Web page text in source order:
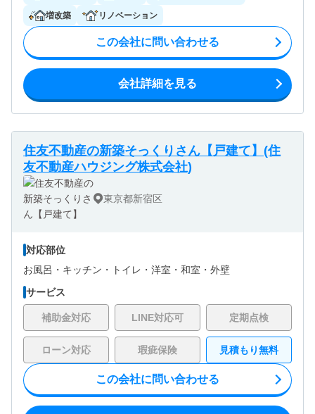
増改築 リノベーション
この会社に問い合わせる
会社詳細を見る
住友不動産の新築そっくりさん【戸建て】(住
友不動産ハウジング株式会社)
東京都新宿区
対応部位
お風呂・ キッチン・ トイレ・ 洋室・ 和室・ 外壁
サービス
補助金対応 LINE対応可 定期点検
ローン対応 瑕疵保険 見積もり無料
この会社に問い合わせる